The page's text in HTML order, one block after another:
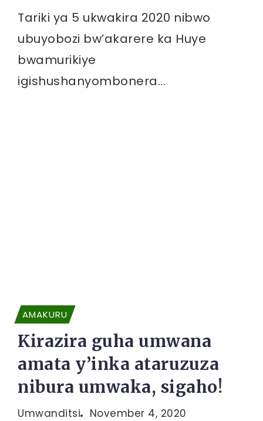
Tariki ya 5 ukwakira 2020 nibwo
ubuyobozi bw’akarere ka Huye
bwamurikiye
igishushanyombonera...
AMAKURU
Kirazira guha umwana
amata y’inka ataruzuza
nibura umwaka, sigaho!
Umwanditsi November 4, 2020